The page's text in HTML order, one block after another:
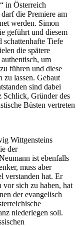
in Österreich
die Premiere am
werden. Simon
geführt und diesem
Tiefe
die spätere
um
führen und diese
zu lassen. Gebaut
sind dabei
Gründer des
Büsten vertreten
Wittgensteins
der
ist ebenfalls
muss aber
verstanden hat. Er
vor sich zu haben, hat
der evangelisch
niederlegen soll.